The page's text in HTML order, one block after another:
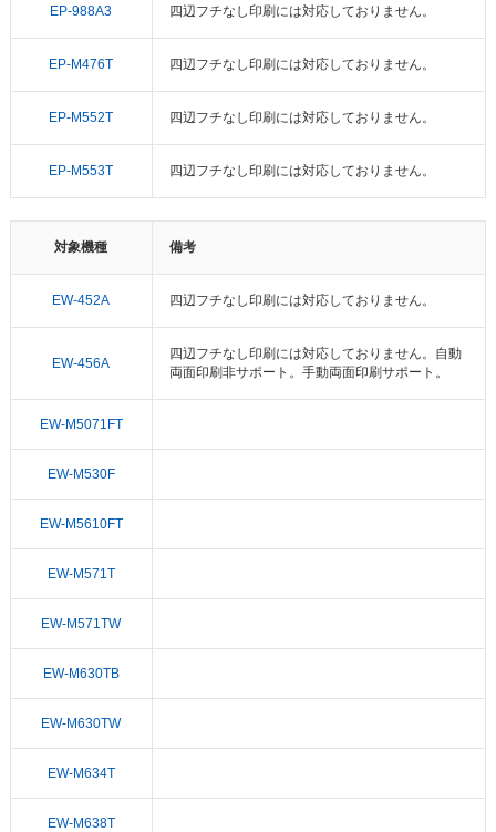
EP-988A3 四辺フチなし印刷には対応しておりません。
EP-M476T 四辺フチなし印刷には対応しておりません。
EP-M552T 四辺フチなし印刷には対応しておりません。
EP-M553T 四辺フチなし印刷には対応しておりません。
対象機種 備考
EW-452A 四辺フチなし印刷には対応しておりません。
EW-456A
四辺フチなし印刷には対応しておりません。自動
両面印刷非サポート。手動両面印刷サポート。
EW-M5071FT
EW-M530F
EW-M5610FT
EW-M571T
EW-M571TW
EW-M630TB
EW-M630TW
EW-M634T
EW-M638T